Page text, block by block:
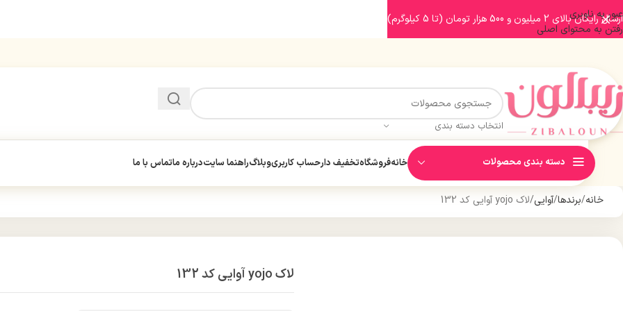
عبور به ناوبری
رفتن به محتوای اصلی
انتخاب دسته بندی
دسته بندی محصولات خانهفروشگاهتخفیف دارحساب کاربریوبلاگراهنما سایتدرباره ماتماس با ما
خانه برندها آوایی لاک yojo آوایی کد 132
لاک yojo آوایی کد 132
ارسال رایگان بالای 2 میلیون و 500 هزار تومان (تا 5 کیلوگرم)